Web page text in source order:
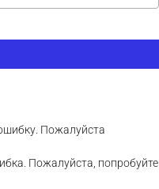
Пожалуйста
Пожалуйста, попробуйте